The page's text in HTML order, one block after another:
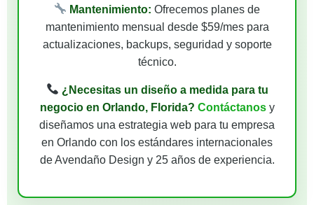
Mantenimiento: Ofrecemos planes de
mantenimiento mensual desde $59/mes para
actualizaciones, backups, seguridad y soporte
técnico.
¿Necesitas un diseño a medida para tu
negocio en Orlando, Florida? Contáctanosy
diseñamos una estrategia web para tu empresa
en Orlando con los estándares internacionales
de Avendaño Design y 25 años de experiencia.